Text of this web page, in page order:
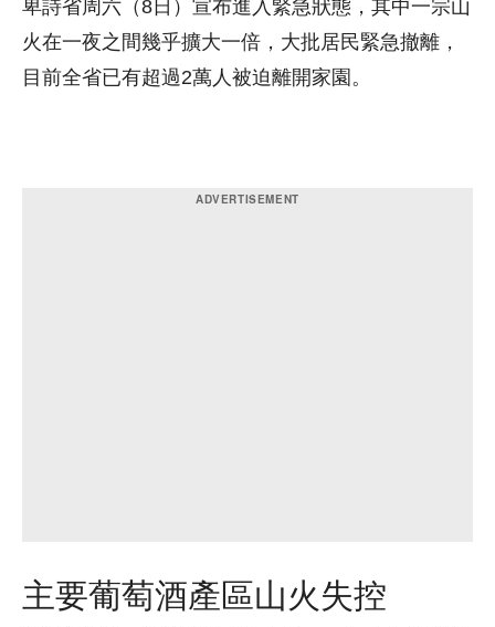
卑詩省周六（8日）宣布進入緊急狀態，其中一宗山
火在一夜之間幾乎擴大一倍，大批居民緊急撤離，
目前全省已有超過2萬人被迫離開家園。
主要葡萄酒產區山火失控